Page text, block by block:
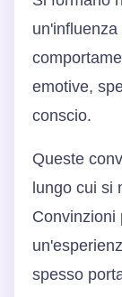
emotive,
conscio.
Queste
lungo cui si
Convinzioni
spesso